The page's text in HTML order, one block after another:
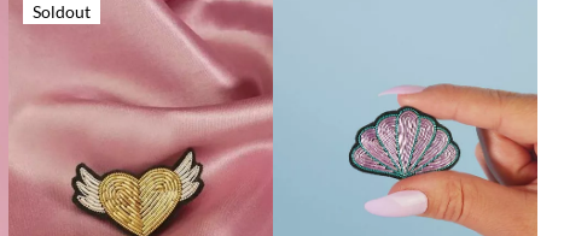
Soldout